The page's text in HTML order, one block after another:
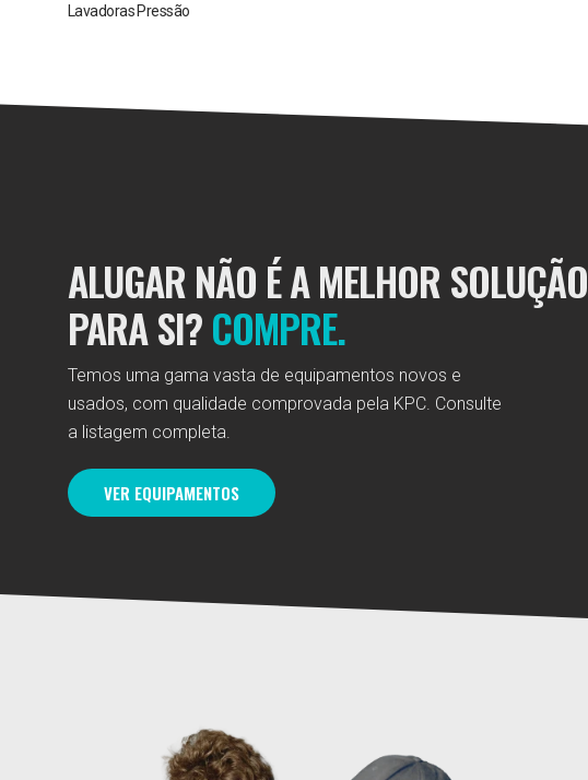
Lavadoras Pressão
ALUGAR NÃO É A MELHOR SOLUÇÃO
PARA SI?COMPRE.
Temos uma gama vasta de equipamentos novos e
usados, com qualidade comprovada pela KPC. Consulte
a listagem completa.
VER EQUIPAMENTOS